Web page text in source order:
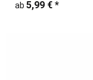
ab 5,99 € *